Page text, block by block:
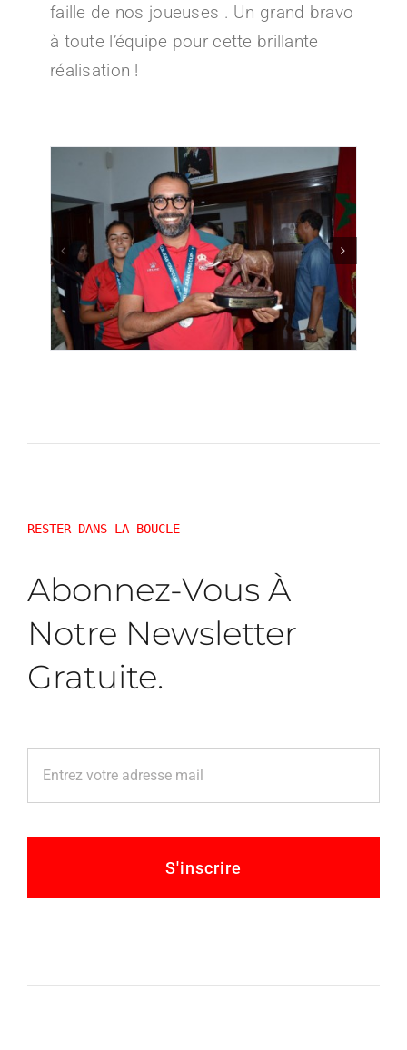
faille de nos joueuses . Un grand bravo
à toute l’équipe pour cette brillante
réalisation !
RESTER DANS LA BOUCLE
Abonnez-Vous À
Notre Newsletter
Gratuite.
S'inscrire